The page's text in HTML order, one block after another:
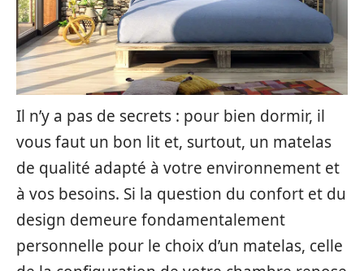
Il n’y a pas de secrets : pour bien dormir, il
vous faut un bon lit et, surtout, un matelas
de qualité adapté à votre environnement et
à vos besoins. Si la question du confort et du
design demeure fondamentalement
personnelle pour le choix d’un matelas, celle